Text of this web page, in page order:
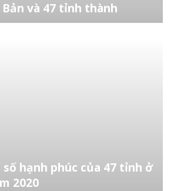
và 47 tỉnh thành
số hạnh phúc của 47 tỉnh ở
2020